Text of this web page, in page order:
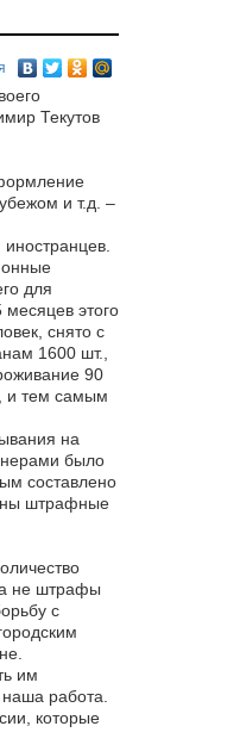
Текутов
и т.д. –
для
этого
снято с
1600 шт.,
90
и тем самым
на
было
составлено
штрафные
а не штрафы
с
им
наша работа.
которые